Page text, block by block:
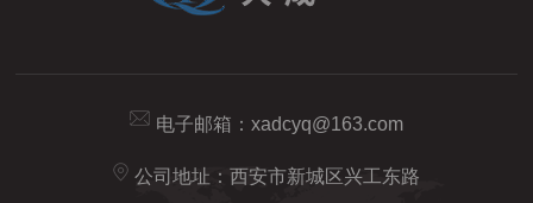
电子邮箱： xadcyq@163.com
公司地址：西安市新城区兴工东路